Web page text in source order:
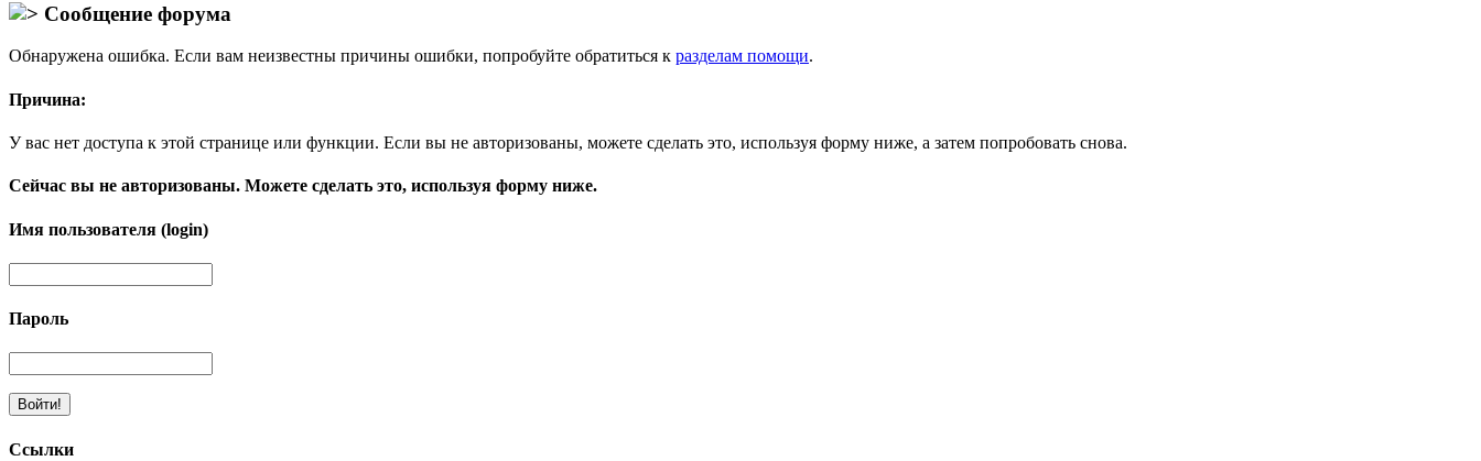
Сообщение форума
Обнаружена ошибка. Если вам неизвестны причины ошибки, попробуйте обратиться к разделам помощи.
Причина:
У вас нет доступа к этой странице или функции. Если вы не авторизованы, можете сделать это, используя форму ниже, а затем попробовать снова.
Сейчас вы не авторизованы. Можете сделать это, используя форму ниже.
Имя пользователя (login)
Пароль
Ссылки